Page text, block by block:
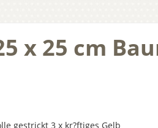
x 25 cm